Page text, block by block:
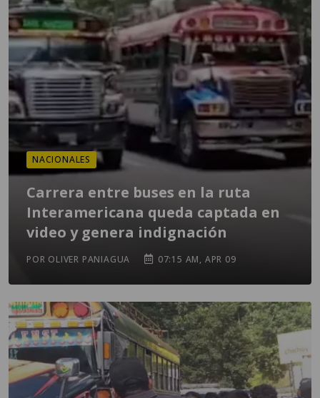
NACIONALES
Carrera entre buses en la ruta
Interamericana queda captada en
video y genera indignación
POR OLIVER PANIAGUA 07:15 AM, APR 09